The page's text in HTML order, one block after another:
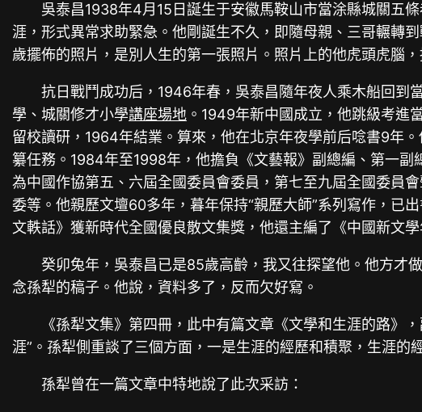
吳泰昌1938年4月15日誕生于安徽馬鞍山市當涂縣城關五
涯，形式異常求助緊急。他剛誕生不久，即隨母親、三哥輾轉
歲擺佈的照片，是別人生的第一張照片。照片上的他虎頭虎腦
抗日戰鬥成功后，1946年春，吳泰昌隨年夜人乘木船回到
學、城關修才小學講座場地 。1949年新中國成立，他跳級考進
留校讀研，1964年結業。算來，他在北京年夜學前后唸書9年
纂任務。1984年至1998年，他擔負《文藝報》副總編、第一
為中國作協第五、六屆全國委員會委員，第七至九屆全國委員
委等。他親歷文壇60多年，暮年保持“親歷大師”系列寫作，已
文軼話》獲新時代全國優良散文集獎，他還主編了《中國新文
癸卯兔年，吳泰昌已是85歲高齡，我又往探望他。他方才
念孫犁的稿子。他說，資料多了，反而欠好寫。
《孫犁文集》第四冊，此中有篇文章《文學和生涯的路》
涯”。孫犁側重談了三個方面，一是生涯的經歷和積聚，生涯
孫犁曾在一篇文章中特地說了此次采訪：